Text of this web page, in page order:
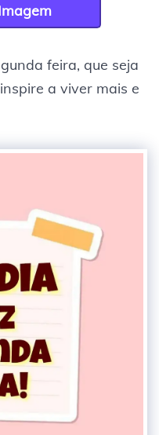
feira, que seja
a viver mais e